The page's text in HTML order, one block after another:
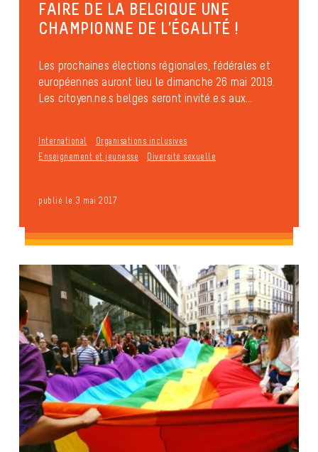
FAIRE DE LA BELGIQUE UNE
CHAMPIONNE DE L’ÉGALITÉ !
Les prochaines élections régionales, fédérales et
européennes auront lieu le dimanche 26 mai 2019.
Les citoyen.ne.s belges seront invité.e.s aux...
International
Organisations inclusives
Enseignement et jeunesse
Diversité sexuelle
publié le 3 mai 2017